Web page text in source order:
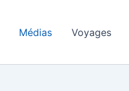
Médias Voyages